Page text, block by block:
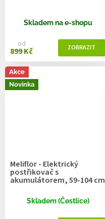
Skladem na e-shopu
od
899 Kč
Akce
Novinka
Meliflor - Elektrický
postřikovač s
akumulátorem, 59-104 cm
Skladem (Čestlice)